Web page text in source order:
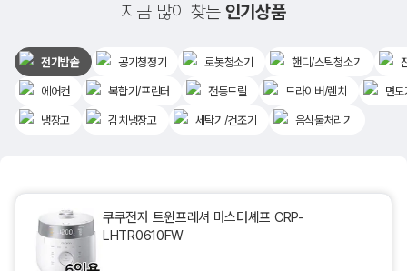
지금 많이 찾는 인기상품
전기밥솥 공기청정기 로봇청소기 핸디/스틱청소기
에어컨 복합기/프린터 전동드릴 드라이버/렌치 면도
냉장고 김치냉장고 세탁기/건조기 음식물처리기
쿠쿠전자 트윈프레셔 마스터셰프 CRP-
LHTR0610FW